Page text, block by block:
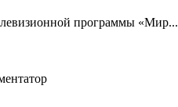
программы «Мир...